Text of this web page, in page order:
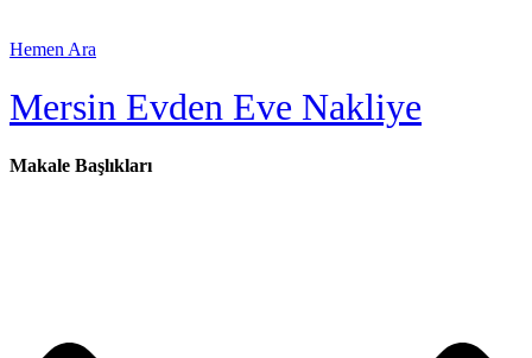
Hemen Ara
Mersin Evden Eve Nakliye
Makale Başlıkları